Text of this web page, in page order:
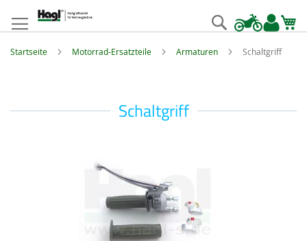
springen
Suche
Startseite Motorrad-Ersatzteile Armaturen Schaltgriff
Schaltgriff